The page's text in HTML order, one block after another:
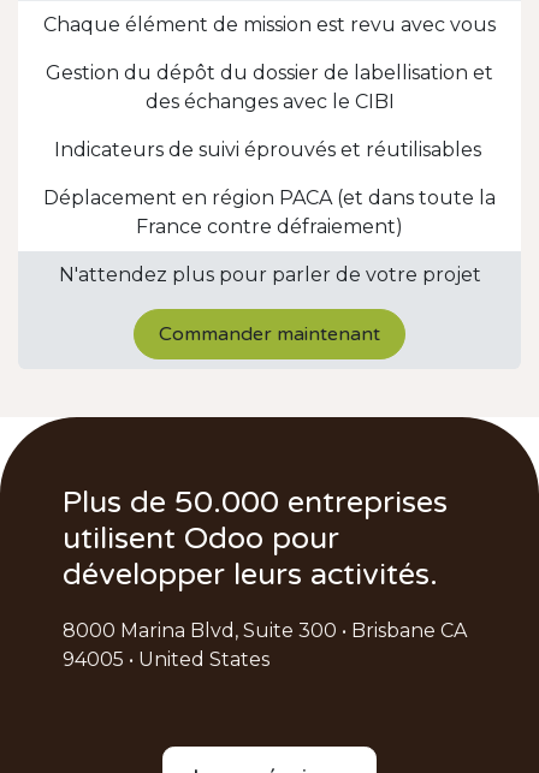
Chaque élément de mission est revu avec vous
Gestion du dépôt du dossier de labellisation et
des échanges avec le CIBI
Indicateurs de suivi éprouvés et réutilisables
Déplacement en région PACA (et dans toute la
France contre défraiement)
N'attendez plus pour parler de votre projet
Commander maintenant
Plus de 50.000 entreprises
utilisent Odoo pour
développer leurs activités.
8000 Marina Blvd, Suite 300 • Brisbane CA
94005 • United States